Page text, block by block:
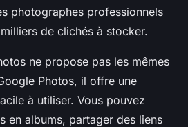
photographes professionnels
de clichés à stocker.
ne propose pas les mêmes
Photos, il offre une
à utiliser. Vous pouvez
en albums, partager des liens